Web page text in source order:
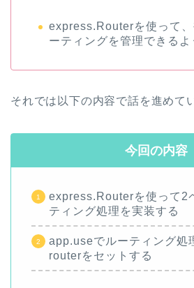
express.Routerを使って
ーティングを管理できるよ
それでは以下の内容で話を進めて
今回の内容
express.Routerを使って2
ティング処理を実装する
app.useでルーティング処
routerをセットする